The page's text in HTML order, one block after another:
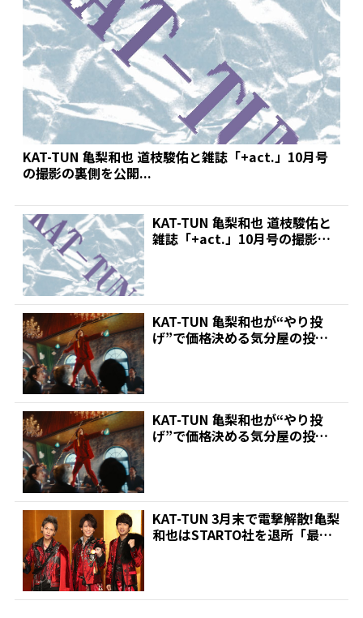
KAT-TUN 亀梨和也 道枝駿佑と雑誌「+act.」10月号
の撮影の裏側を公開...
KAT-TUN 亀梨和也 道枝駿佑と
雑誌「+act.」10月号の撮影の
KAT-TUN 亀梨和也が“やり投
げ”で価格決める気分屋の投げ
KAT-TUN 亀梨和也が“やり投
げ”で価格決める気分屋の投げ
KAT-TUN 3月末で電撃解散!亀梨
和也はSTARTO社を退所「最後